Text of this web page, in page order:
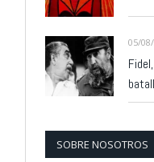
05/
SOBRE NOSOTROS